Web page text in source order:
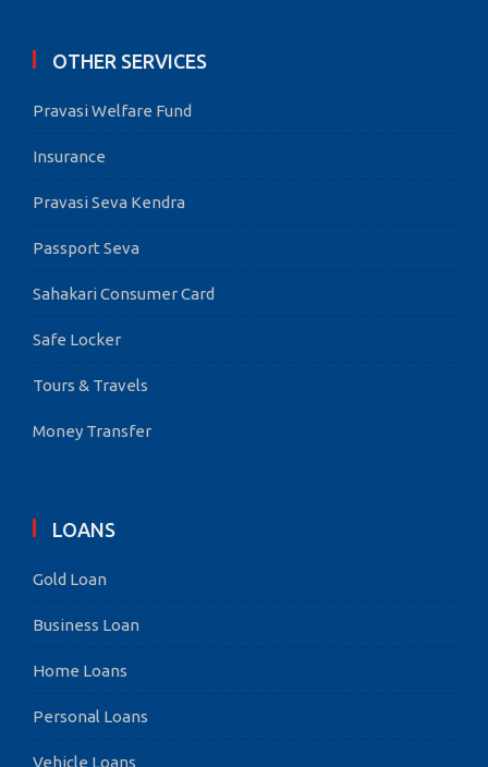
OTHER SERVICES
Pravasi Welfare Fund
Insurance
Pravasi Seva Kendra
Passport Seva
Sahakari Consumer Card
Safe Locker
Tours & Travels
Money Transfer
LOANS
Gold Loan
Business Loan
Home Loans
Personal Loans
Vehicle Loans